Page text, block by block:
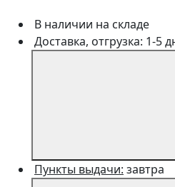
В наличии на складе
Доставка, отгрузка: 1-5
Пункты выдачи: завтра